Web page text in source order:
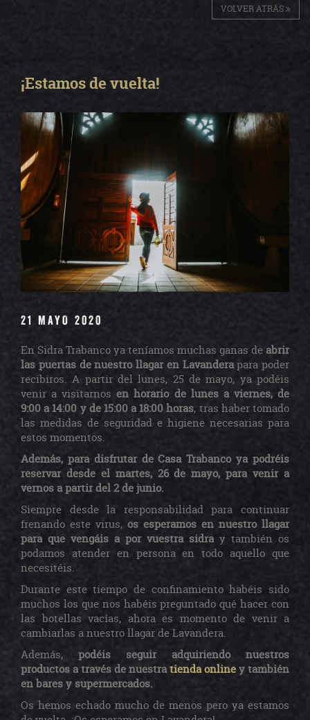
VOLVER ATRÁS
¡Estamos de vuelta!
21 MAYO 2020
En Sidra Trabanco ya teníamos muchas ganas de abrir
las puertas de nuestro llagar en Lavanderapara poder
recibiros. A partir del lunes, 25 de mayo, ya podéis
venir a visitarnos en horario de lunes a viernes, de
9:00 a 14:00 y de 15:00 a 18:00 horas, tras haber tomado
las medidas de seguridad e higiene necesarias para
estos momentos.
Además, para disfrutar de Casa Trabanco ya podréis
reservar desde el martes, 26 de mayo, para venir a
vernos a partir del 2 de junio.
Siempre desde la responsabilidad para continuar
frenando este virus, os esperamos en nuestro llagar
para que vengáis a por vuestra sidray también os
podamos atender en persona en todo aquello que
necesitéis.
Durante este tiempo de confinamiento habéis sido
muchos los que nos habéis preguntado qué hacer con
las botellas vacías, ahora es momento de venir a
cambiarlas a nuestro llagar de Lavandera.
Además, podéis seguir adquiriendo nuestros
productos a través de nuestratienda onliney también
en bares y supermercados.
Os hemos echado mucho de menos pero ya estamos